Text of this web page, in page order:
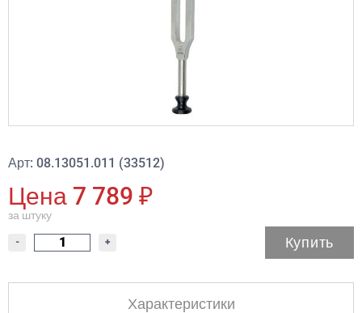
Арт: 08.13051.011 (33512)
Цена 7 789 ₽
за штуку
- + Купить
Характеристики